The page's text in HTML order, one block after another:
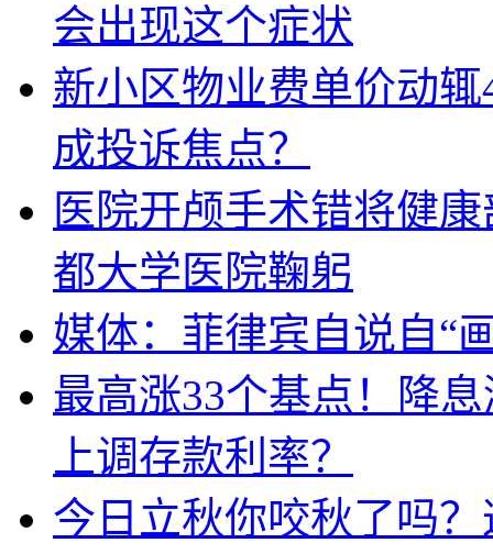
会出现这个症状
新小区物业费单价动
成投诉焦点？
医院开颅手术错将健
都大学医院鞠躬
媒体：菲律宾自说自“
最高涨33个基点！降
上调存款利率？
今日立秋你咬秋了吗